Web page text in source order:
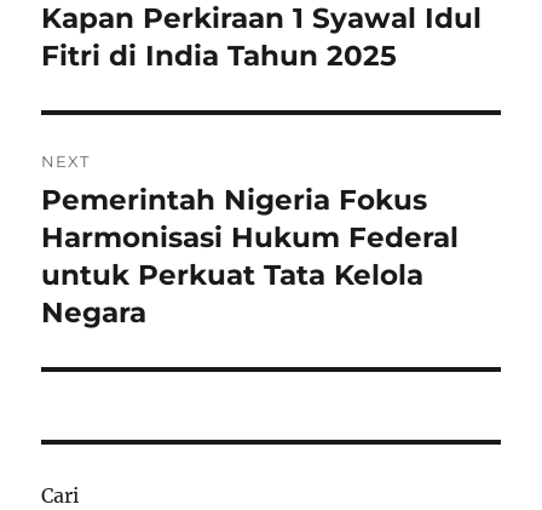
pos
Previous
post:
Kapan Perkiraan 1 Syawal Idul
Fitri di India Tahun 2025
NEXT
Next
post:
Pemerintah Nigeria Fokus
Harmonisasi Hukum Federal
untuk Perkuat Tata Kelola
Negara
Cari